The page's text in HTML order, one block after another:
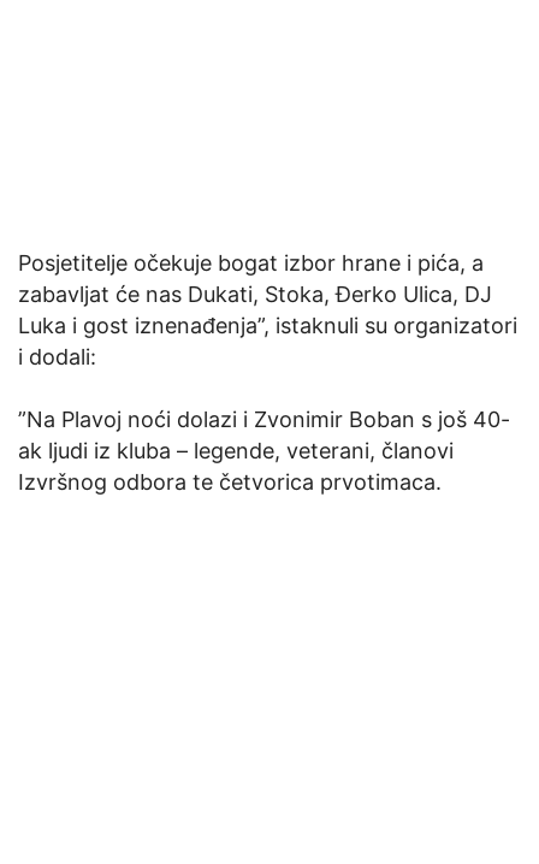
Posjetitelje očekuje bogat izbor hrane i pića, a
zabavljat će nas Dukati, Stoka, Đerko Ulica, DJ
Luka i gost iznenađenja”, istaknuli su organizatori
i dodali:
”Na Plavoj noći dolazi i Zvonimir Boban s još 40-
ak ljudi iz kluba – legende, veterani, članovi
Izvršnog odbora te četvorica prvotimaca.